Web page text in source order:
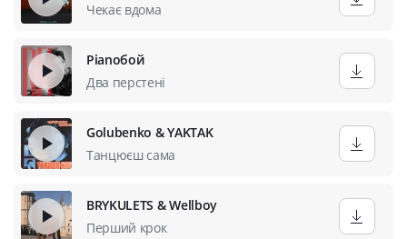
Чекає вдома
Pianoбой
Два перстені
Golubenko & YAKTAK
Танцюєш сама
BRYKULETS & Wellboy
Перший крок